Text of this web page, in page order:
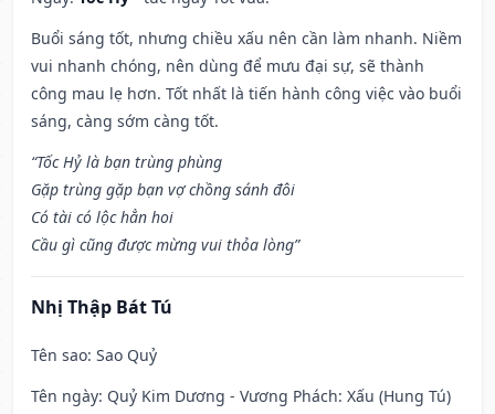
Buổi sáng tốt, nhưng chiều xấu nên cần làm nhanh. Niềm
vui nhanh chóng, nên dùng để mưu đại sự, sẽ thành
công mau lẹ hơn. Tốt nhất là tiến hành công việc vào buổi
sáng, càng sớm càng tốt.
“Tốc Hỷ là bạn trùng phùng
Gặp trùng gặp bạn vợ chồng sánh đôi
Có tài có lộc hẳn hoi
Cầu gì cũng được mừng vui thỏa lòng”
Nhị Thập Bát Tú
Tên sao: Sao Quỷ
Tên ngày: Quỷ Kim Dương - Vương Phách: Xấu (Hung Tú)